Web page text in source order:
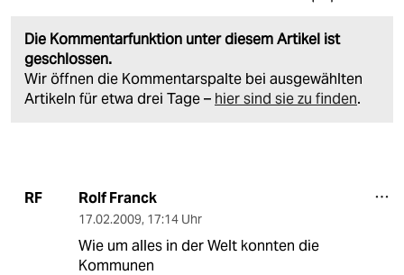
Die Kommentarfunktion unter diesem Artikel ist
geschlossen.
Wir öffnen die Kommentarspalte bei ausgewählten
Artikeln für etwa drei Tage – hier sind sie zu finden.
RF Rolf Franck
17.02.2009, 17:14 Uhr
Wie um alles in der Welt konnten die
Kommunen